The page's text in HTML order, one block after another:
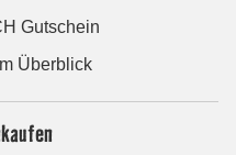
Gutschein
Überblick